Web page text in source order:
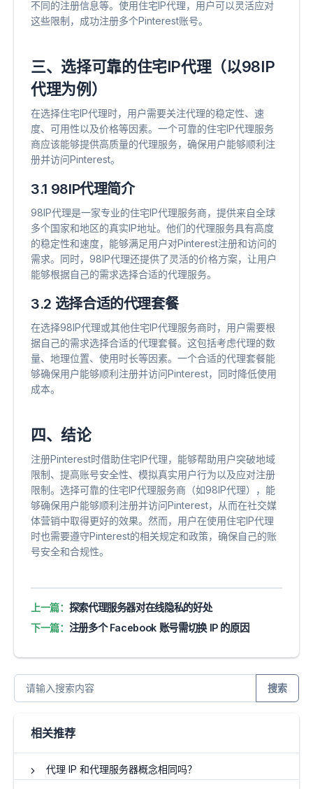
不同的注册信息等。使用住宅IP代理，用户可以灵活应对
这些限制，成功注册多个Pinterest账号。
三、选择可靠的住宅IP代理（以98IP
代理为例）
在选择住宅IP代理时，用户需要关注代理的稳定性、速
度、可用性以及价格等因素。一个可靠的住宅IP代理服务
商应该能够提供高质量的代理服务，确保用户能够顺利注
册并访问Pinterest。
3.1 98IP代理简介
98IP代理是一家专业的住宅IP代理服务商，提供来自全球
多个国家和地区的真实IP地址。他们的代理服务具有高度
的稳定性和速度，能够满足用户对Pinterest注册和访问的
需求。同时，98IP代理还提供了灵活的价格方案，让用户
能够根据自己的需求选择合适的代理服务。
3.2 选择合适的代理套餐
在选择98IP代理或其他住宅IP代理服务商时，用户需要根
据自己的需求选择合适的代理套餐。这包括考虑代理的数
量、地理位置、使用时长等因素。一个合适的代理套餐能
够确保用户能够顺利注册并访问Pinterest，同时降低使用
成本。
四、结论
注册Pinterest时借助住宅IP代理，能够帮助用户突破地域
限制、提高账号安全性、模拟真实用户行为以及应对注册
限制。选择可靠的住宅IP代理服务商（如98IP代理），能
够确保用户能够顺利注册并访问Pinterest，从而在社交媒
体营销中取得更好的效果。然而，用户在使用住宅IP代理
时也需要遵守Pinterest的相关规定和政策，确保自己的账
号安全和合规性。
上一篇： 探索代理服务器对在线隐私的好处
下一篇： 注册多个 Facebook 账号需切换 IP 的原因
搜索
相关推荐
代理 IP 和代理服务器概念相同吗？